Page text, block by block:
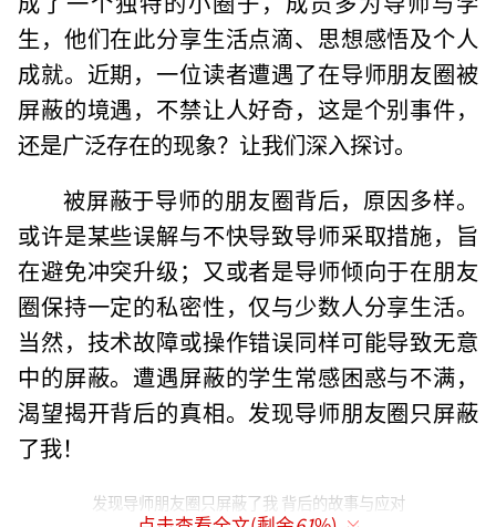
生，他们在此分享生活点滴、思想感悟及个人
成就。近期，一位读者遭遇了在导师朋友圈被
屏蔽的境遇，不禁让人好奇，这是个别事件，
还是广泛存在的现象？让我们深入探讨。
被屏蔽于导师的朋友圈背后，原因多样。
或许是某些误解与不快导致导师采取措施，旨
在避免冲突升级；又或者是导师倾向于在朋友
圈保持一定的私密性，仅与少数人分享生活。
当然，技术故障或操作错误同样可能导致无意
中的屏蔽。遭遇屏蔽的学生常感困惑与不满，
渴望揭开背后的真相。发现导师朋友圈只屏蔽
了我！
发现导师朋友圈只屏蔽了我 背后的故事与应对